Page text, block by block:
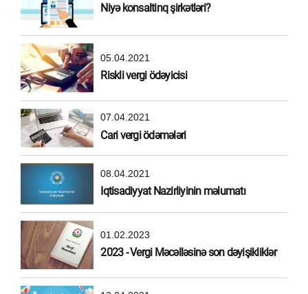
Niyə konsaltinq şirkətləri?
05.04.2021
Riskli vergi ödəyicisi
07.04.2021
Cari vergi ödəmələri
08.04.2021
Iqtisadiyyat Nazirliyinin məlumatı
01.02.2023
2023 - Vergi Məcəlləsinə son dəyişikliklər